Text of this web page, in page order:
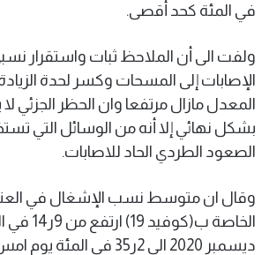
في المئة كحد أقصى.
ولفت الى أن الملاحظ ثبات واستقرار
الإصابات إلى المسحات وكسر لحدة الزيادة
المعدل مازال مرتفعا وان الحظر الجزئي لا
بشكل نهائي إلا أنه من الوسائل التي
الصعود الطردي الحاد للاصابات.
وقال ان متوسط نسب الإشغال في
ديسمبر 2020 الى 2ر35 في